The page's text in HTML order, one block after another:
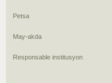
Petsa
May-akda
Responsable institusyon